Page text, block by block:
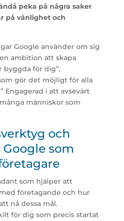
peka på några saker
på vänlighet och
Google använder om sig
ambition att skapa
byggda för dig”,
gör det möjligt för alla
Engagerad i att avsevärt
människor som
och
som
som hjälper att
företagande och hur
nå dessa mål.
för dig som precis startat